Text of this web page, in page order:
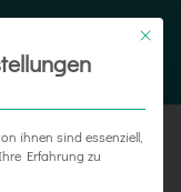
ihnen sind essenziell,
Erfahrung zu